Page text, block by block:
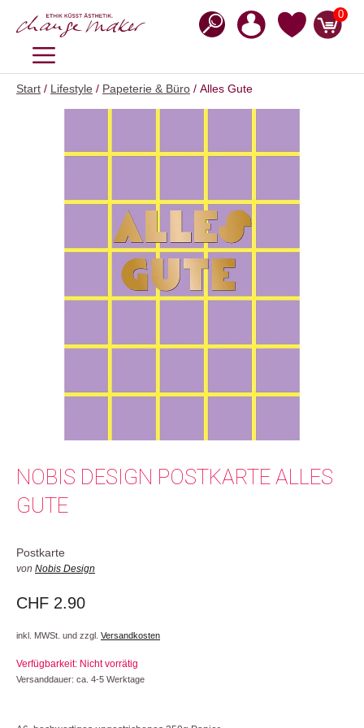
Inhalt
0
MENÜ
Start / Lifestyle / Papeterie & Büro / Alles Gute
NOBIS DESIGN POSTKARTE ALLES
GUTE
Postkarte
von Nobis Design
CHF 2.90
inkl. MWSt. und zzgl. Versandkosten
Verfügbarkeit: Nicht vorrätig
Versanddauer: ca. 4-5 Werktage